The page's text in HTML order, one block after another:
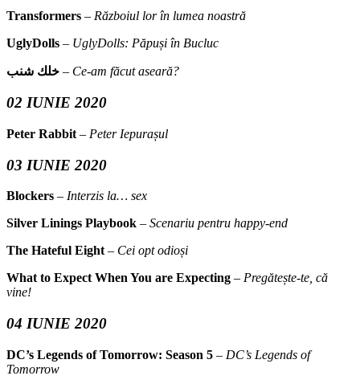
Transformers – Războiul lor în lumea noastră
UglyDolls – UglyDolls: Păpuși în Bucluc
خلك شنب – Ce-am făcut aseară?
02 IUNIE 2020
Peter Rabbit – Peter Iepurașul
03 IUNIE 2020
Blockers – Interzis la… sex
Silver Linings Playbook – Scenariu pentru happy-end
The Hateful Eight – Cei opt odioși
What to Expect When You are Expecting – Pregătește-te, că
vine!
04 IUNIE 2020
DC’s Legends of Tomorrow: Season 5 – DC’s Legends of
Tomorrow